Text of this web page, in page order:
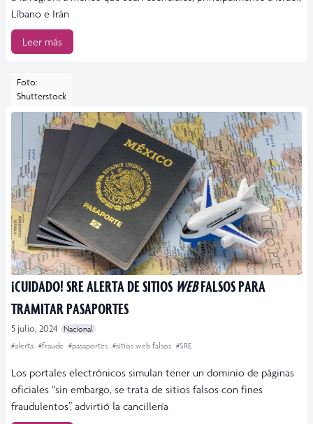
Líbano e Irán
Leer más
Foto:
Shutterstock
¡CUIDADO! SRE ALERTA DE SITIOS WEBFALSOS PARA
TRAMITAR PASAPORTES
5 julio, 2024
Nacional
#alerta #fraude #pasaportes #sitios web falsos #SRE
Los portales electrónicos simulan tener un dominio de páginas
oficiales “sin embargo, se trata de sitios falsos con fines
fraudulentos”, advirtió la cancillería